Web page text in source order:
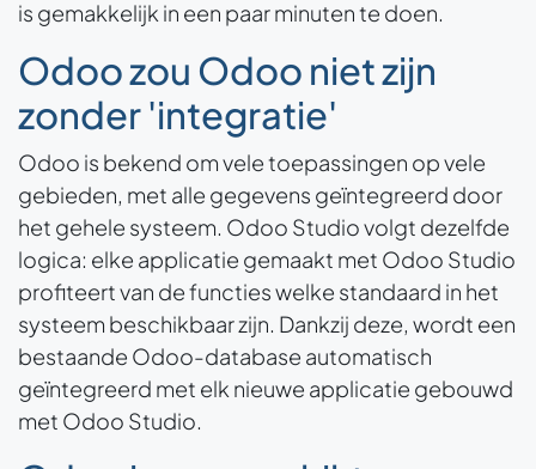
is gemakkelijk in een paar minuten te doen.
Odoo zou Odoo niet zijn
zonder 'integratie'
Odoo is bekend om vele toepassingen op vele
gebieden, met alle gegevens geïntegreerd door
het gehele systeem. Odoo Studio volgt dezelfde
logica: elke applicatie gemaakt met Odoo Studio
profiteert van de functies welke standaard in het
systeem beschikbaar zijn. Dankzij deze, wordt een
bestaande Odoo-database automatisch
geïntegreerd met elk nieuwe applicatie gebouwd
met Odoo Studio.